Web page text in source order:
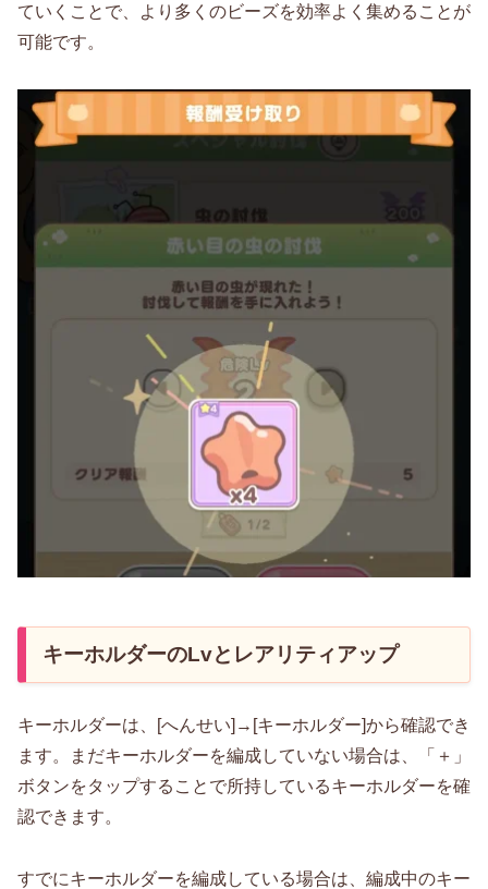
ていくことで、より多くのビーズを効率よく集めることが
可能です。
キーホルダーのLvとレアリティアップ
キーホルダーは、[へんせい]→[キーホルダー]から確認でき
ます。まだキーホルダーを編成していない場合は、「＋」
ボタンをタップすることで所持しているキーホルダーを確
認できます。
すでにキーホルダーを編成している場合は、編成中のキー